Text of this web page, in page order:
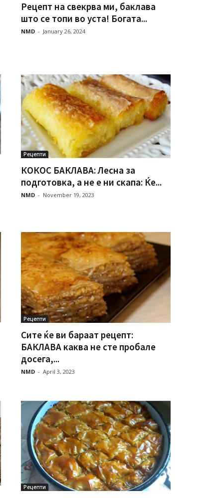
Рецепт на свекрва ми, баклава
што се топи во уста! Богата...
NMD - January 26, 2024
Рецепти
КОКОС БАКЛАВА: Лесна за
подготовка, а не е ни скапа: Ќе...
NMD - November 19, 2023
Рецепти
Сите ќе ви бараат рецепт:
БАКЛАВА каква не сте пробале
досега,...
NMD - April 3, 2023
Рецепти